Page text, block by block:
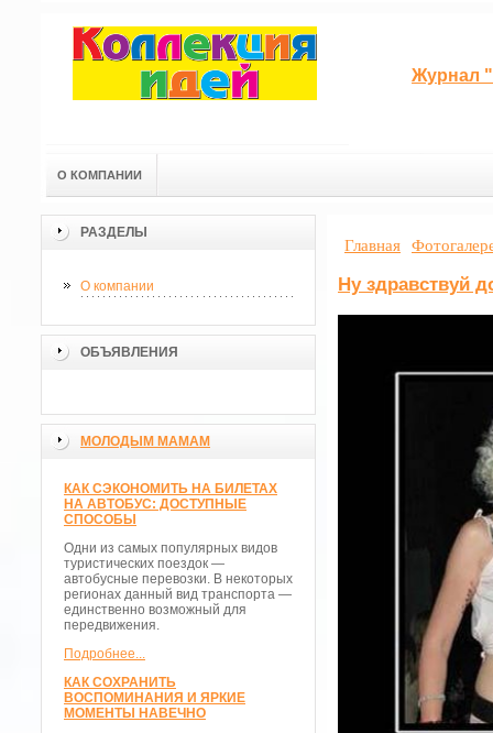
Журнал
О КОМПАНИИ
РАЗДЕЛЫ
О компании
ОБЪЯВЛЕНИЯ
МОЛОДЫМ МАМАМ
КАК СЭКОНОМИТЬ НА БИЛЕТАХ
НА АВТОБУС: ДОСТУПНЫЕ
СПОСОБЫ
Одни из самых популярных видов
туристических поездок —
автобусные перевозки. В некоторых
регионах данный вид транспорта —
единственно возможный для
передвижения.
Подробнее...
КАК СОХРАНИТЬ
ВОСПОМИНАНИЯ И ЯРКИЕ
МОМЕНТЫ НАВЕЧНО
Главная
Ну здравствуй